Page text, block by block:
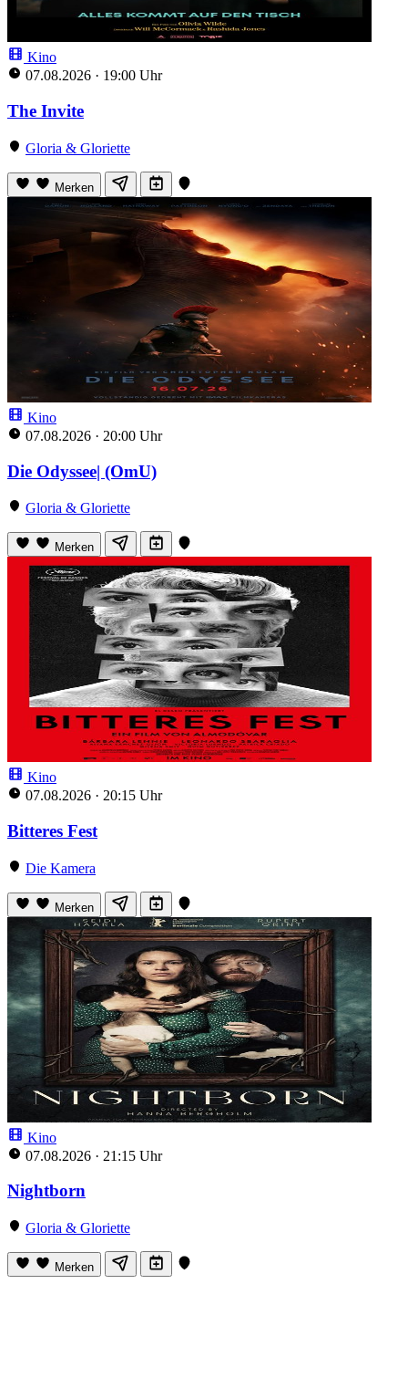
Kino
07.08.2026 · 19:00 Uhr
The Invite
Gloria & Gloriette
Merken
Kino
07.08.2026 · 20:00 Uhr
Die Odyssee| (OmU)
Gloria & Gloriette
Merken
Kino
07.08.2026 · 20:15 Uhr
Bitteres Fest
Die Kamera
Merken
Kino
07.08.2026 · 21:15 Uhr
Nightborn
Gloria & Gloriette
Merken